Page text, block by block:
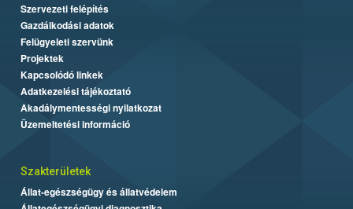
Szervezeti felépítés
Gazdálkodási adatok
Felügyeleti szervünk
Projektek
Kapcsolódó linkek
Adatkezelési tájékoztató
Akadálymentességi nyilatkozat
Üzemeltetési információ
Szakterületek
Állat-egészségügy és állatvédelem